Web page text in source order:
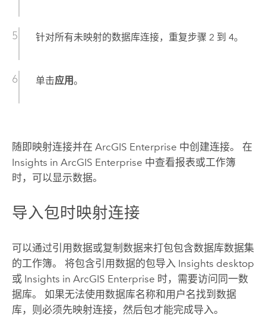
针对所有未映射的数据库连接，重复步骤 2 到 4。
单击应用。
随即映射连接并在 ArcGIS Enterprise 中创建连接。 在
Insights in ArcGIS Enterprise 中查看报表或工作簿
时，可以显示数据。
导入包时映射连接
可以通过引用数据或复制数据来打包包含数据库数据集
的工作簿。 将包含引用数据的包导入 Insights desktop
或 Insights in ArcGIS Enterprise 时，需要访问同一数
据库。 如果无法使用数据库名称和用户名找到数据
库，则必须先映射连接，然后包才能完成导入。